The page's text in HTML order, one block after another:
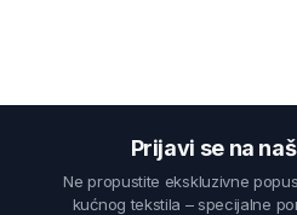
Prijavi se na
Ne propustite ekskluzivne
kućnog tekstila – specijalne